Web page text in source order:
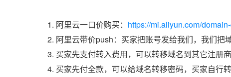
阿里云一口价购买： https://mi.aliyun.com/
阿里云带价push：买家把账号发给我们，我们把
买家先支付转入费用，可以转移域名到其它注册
买家先付全款，可以给域名转移密码，买家自行